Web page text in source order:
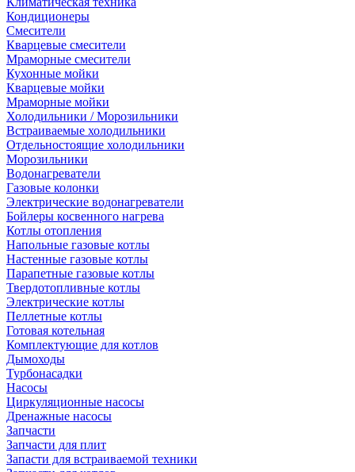
Кондиционеры
Смесители
Кварцевые смесители
Мраморные смесители
Кухонные мойки
Кварцевые мойки
Мраморные мойки
Холодильники / Морозильники
Встраиваемые холодильники
Отдельностоящие холодильники
Морозильники
Водонагреватели
Газовые колонки
Электрические водонагреватели
Бойлеры косвенного нагрева
Котлы отопления
Напольные газовые котлы
Настенные газовые котлы
Парапетные газовые котлы
Твердотопливные котлы
Электрические котлы
Пеллетные котлы
Готовая котельная
Комплектующие для котлов
Дымоходы
Турбонасадки
Насосы
Циркуляционные насосы
Дренажные насосы
Запчасти
Запчасти для плит
Запасти для встраиваемой техники